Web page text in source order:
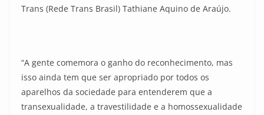
Trans (Rede Trans Brasil) Tathiane Aquino de Araújo.
“A gente comemora o ganho do reconhecimento, mas
isso ainda tem que ser apropriado por todos os
aparelhos da sociedade para entenderem que a
transexualidade, a travestilidade e a homossexualidade